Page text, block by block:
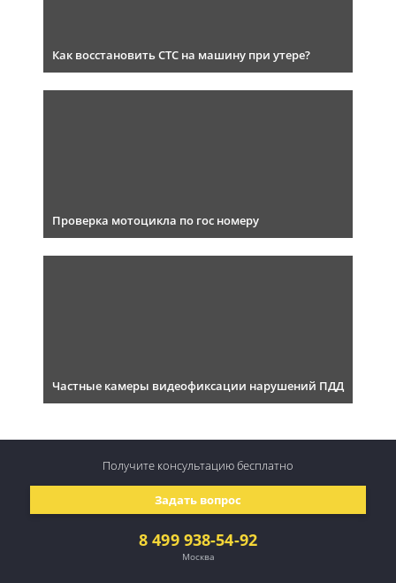
Как восстановить СТС на машину при утере?
Проверка мотоцикла по гос номеру
Частные камеры видеофиксации нарушений ПДД
8 499 938-54-92
Москва
Задать вопрос
Получите консультациюбесплатно